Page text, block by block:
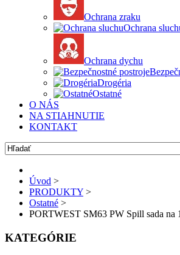
Ochrana zraku
Ochrana
Ochrana dychu
Drogéria
Ostatné
O NÁS
NA STIAHNUTIE
KONTAKT
Úvod >
PRODUKTY >
Ostatné >
PORTWEST SM63 PW Spill sada na
KATEGÓRIE